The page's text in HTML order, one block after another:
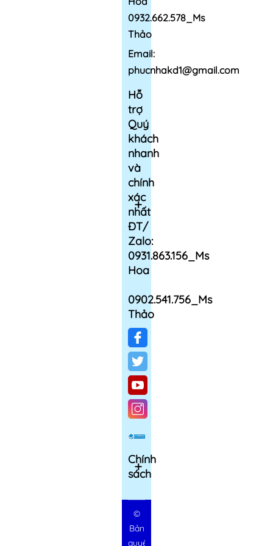
0932.662.578_Ms
Thảo
Email:
phucnhakd1@gmail.com
Hỗ
trợ
Quý
khách
nhanh
và
chính
xác
nhất
ĐT/
Zalo:
0931.863.156_Ms
Hoa
0902.541.756_Ms
Thảo
Chính
sách
©
Bản
quyền